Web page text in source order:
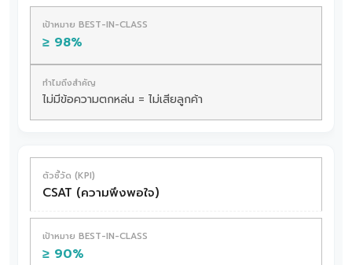
≥ 98%
ไม่มีข้อความตกหล่น = ไม่เสียลูกค้า
CSAT (ความพึงพอใจ)
≥ 90%